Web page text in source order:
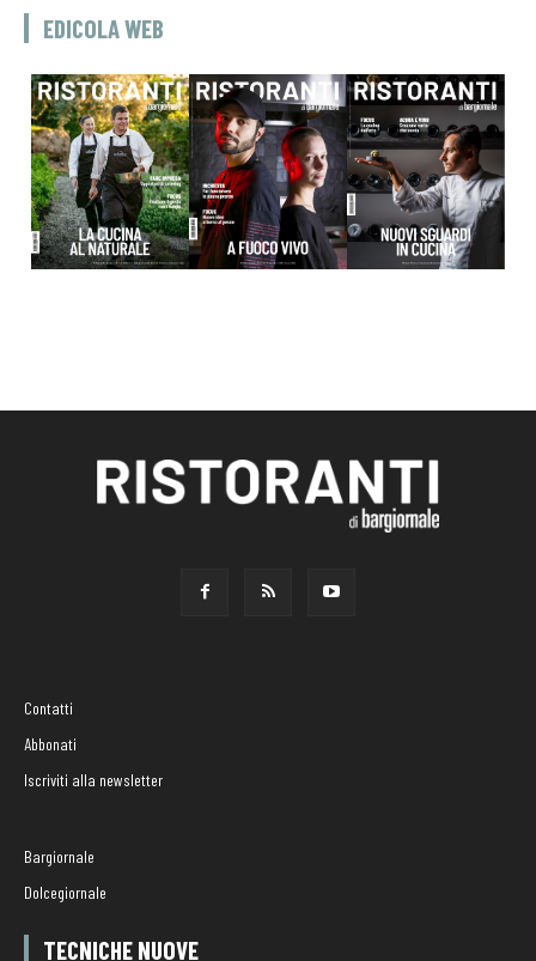
EDICOLA WEB
Contatti
Abbonati
Iscriviti alla newsletter
Bargiornale
Dolcegiornale
TECNICHE NUOVE